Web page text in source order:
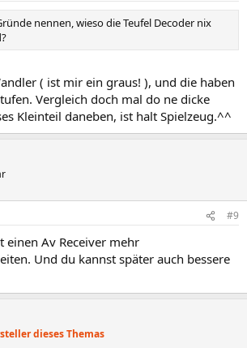
nennen, wieso die Teufel Decoder nix
( ist mir ein graus! ), und die haben
Vergleich doch mal do ne dicke
Kleinteil daneben, ist halt Spielzeug.^^
#9
einen Av Receiver mehr
Und du kannst später auch bessere
dieses Themas